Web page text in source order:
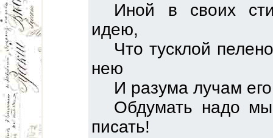
Иной в своих
идею,
Что тусклой
нею
И разума лучам
Обдумать надо
писать!